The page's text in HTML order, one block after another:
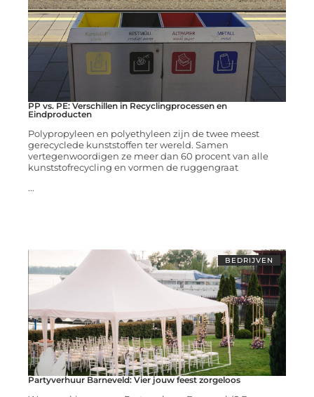
PP vs. PE: Verschillen in Recyclingprocessen en
Eindproducten
Polypropyleen en polyethyleen zijn de twee meest
gerecyclede kunststoffen ter wereld. Samen
vertegenwoordigen ze meer dan 60 procent van alle
kunststofrecycling en vormen de ruggengraat
...
BEDRIJVEN
Partyverhuur Barneveld: Vier jouw feest zorgeloos